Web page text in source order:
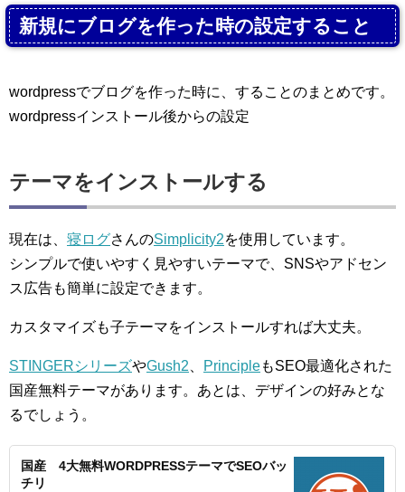
新規にブログを作った時の設定すること
wordpressでブログを作った時に、することのまとめです。
wordpressインストール後からの設定
テーマをインストールする
現在は、 寝ログさんのSimplicity2を使用しています。
シンプルで使いやすく見やすいテーマで、SNSやアドセン
ス広告も簡単に設定できます。
カスタマイズも子テーマをインストールすれば大丈夫。
STINGERシリーズやGush2 PrincipleもSEO最適化された
国産無料テーマがあります。あとは、デザインの好みとな
るでしょう。
国産 4大無料WORDPRESSテーマでSEOバッ
チリ